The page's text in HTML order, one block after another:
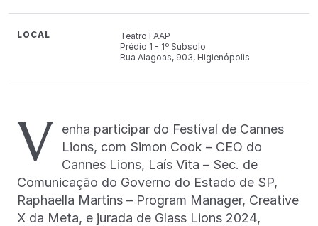
LOCAL
Teatro FAAP
Prédio 1 - 1º Subsolo
Rua Alagoas, 903, Higienópolis
V
enha participar do Festival de Cannes
Lions, com Simon Cook – CEO do
Cannes Lions, Laís Vita – Sec. de
Comunicação do Governo do Estado de SP,
Raphaella Martins – Program Manager, Creative
X da Meta, e jurada de Glass Lions 2024,